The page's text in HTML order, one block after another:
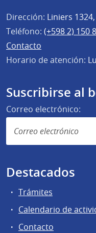
Dirección: Liniers
Teléfono: (+598 2) 150
Contacto
Horario de atención:
Suscribirse al
Correo electrónico:
Destacados
Trámites
Calendario de
Contacto